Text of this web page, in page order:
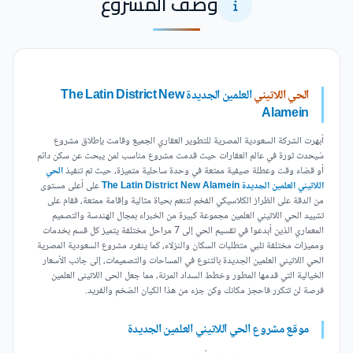
وصف المشروع
الحي اللاتيني
العلمين الجديدة The Latin District New
Alamein
أبهرت الشركة السعودية المصرية للتطوير العقاري الجميع وقامت بإطلاق مشروع
سُيحدث ثورة في عالم العقارات حيث قدمت مشروع مناسب لمن يبحث عن سكن دائم
أو قضاء وقت وعطلة صيفية ممتعة في وحدة ساحلية متميزة، حيث تم تنفيذالحي
اللاتيني العلمين الجديدة The Latin District New Alamein
على أعلى مستوى
من الدقة على الظراز الكلاسيكي الفخم لتنعم بحياة مثالية وإقامة ممتعة، فقام على
تشييد الحي اللاتيني العلمين مجموعة كبيرة من الخبراء بمجال الهندسة والتصميم
المعماري الذين أبدعوا في تقسيم الحي إلى 7 مراحل مختلفة يتميز كل قسم بخدمات
ومميزات مختلفة تلبي متطلبات السكان والنزلاء، كما ينفرد مشروع السعودية المصرية
الحي اللاتيني العلمين الجديدة بالتنوع في المساحات والتصميمات، إلى جانب الأسعار
الخيالية التي قدمها المطور وخطط السداد المرنة، مما جعل الحى اللاتينى العلمين
فرصة لن تتكرر فاحجز مكانك وكن جزء من هذا الكيان الضخم والفريد.
موقع مشروع الحي اللاتيني العلمين الجديدة